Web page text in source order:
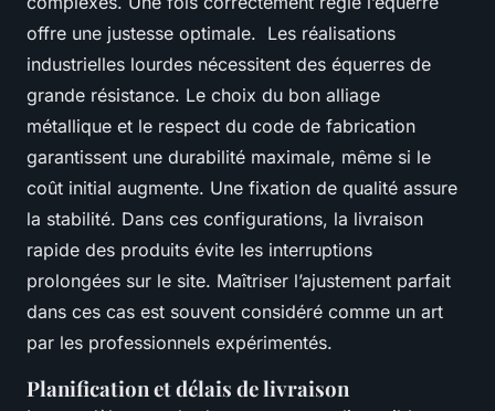
offre une justesse optimale. Les réalisations
industrielles lourdes nécessitent des équerres de
grande résistance. Le choix du bon alliage
métallique et le respect du code de fabrication
garantissent une durabilité maximale, même si le
coût initial augmente. Une fixation de qualité assure
la stabilité. Dans ces configurations, la livraison
rapide des produits évite les interruptions
prolongées sur le site. Maîtriser l’ajustement parfait
dans ces cas est souvent considéré comme un art
par les professionnels expérimentés.
Planification et délais de livraison